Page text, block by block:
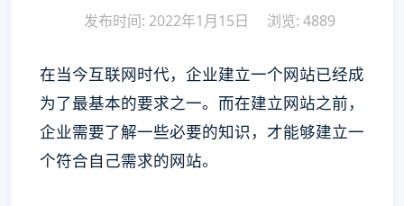
发布时间: 2022年1月15日 浏览: 4889
在当今互联网时代，企业建立一个网站已经成
为了最基本的要求之一。而在建立网站之前，
企业需要了解一些必要的知识，才能够建立一
个符合自己需求的网站。